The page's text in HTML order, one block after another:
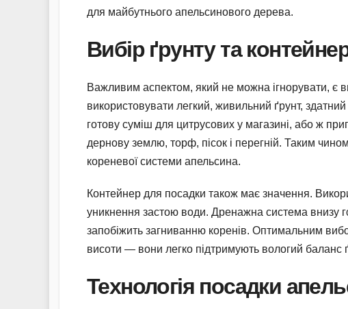
для майбутнього апельсинового дерева.
Вибір ґрунту та
Важливим аспектом, який не можна ігнорувати, є
використовувати легкий, живильний ґрунт,
готову суміш для цитрусових у магазині, або ж
дернову землю, торф, пісок і перегній. Таким
кореневої системи апельсина.
Контейнер для посадки також має значення.
уникнення застою води. Дренажна система внизу
запобіжить загниванню коренів. Оптимальним
висоти — вони легко підтримують вологий баланс
Технологія посадки